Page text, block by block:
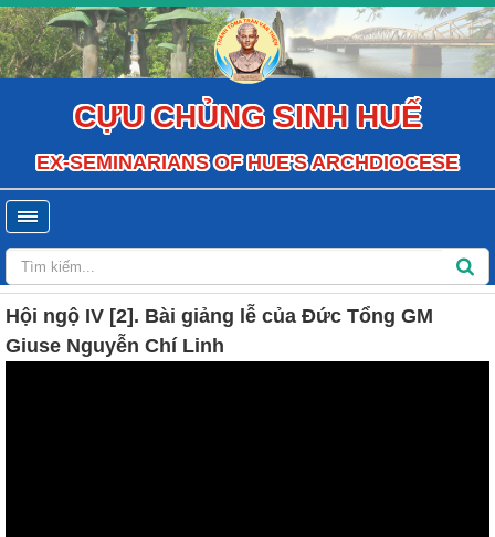
CỰU CHỦNG SINH HUẾ
EX-SEMINARIANS OF HUE'S ARCHDIOCESE
Hội ngộ IV [2]. Bài giảng lễ của Đức Tổng GM
Giuse Nguyễn Chí Linh